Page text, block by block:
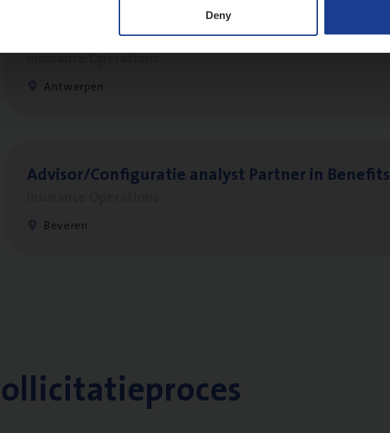
Deny
Client Exe­cu­ti­ve Marine
Insurance Operations
Antwerpen
Advisor/​Configuratie ana­lyst Part­ner in Benefits
Beveren